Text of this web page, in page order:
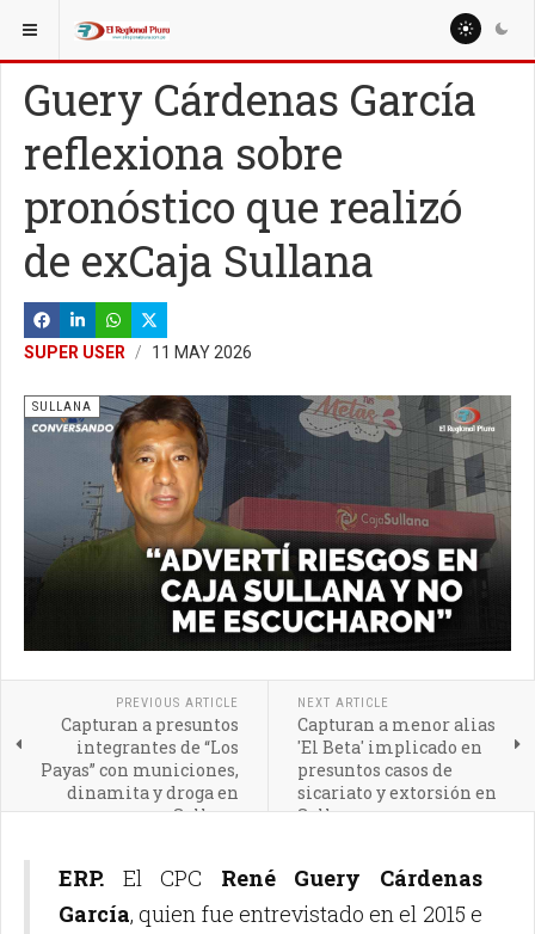
ESTÁ AQUÍ: LOCALES
Guery Cárdenas García
reflexiona sobre
pronóstico que realizó
de exCaja Sullana
SUPER USER 11 MAY 2026
SULLANA
PREVIOUS ARTICLE
Capturan a presuntos
integrantes de “Los
Payas” con municiones,
dinamita y droga en
Sullana
NEXT ARTICLE
Capturan a menor alias
'El Beta' implicado en
presuntos casos de
sicariato y extorsión en
Sullana
ERP. El CPC René Guery Cárdenas
García, quien fue entrevistado en el 2015 e